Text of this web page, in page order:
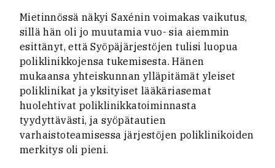
Mietinnössä näkyi Saxénin voimakas vaikutus,
sillä hän oli jo muutamia vuo- sia aiemmin
esittänyt, että Syöpäjärjestöjen tulisi luopua
poliklinikkojensa tukemisesta. Hänen
mukaansa yhteiskunnan ylläpitämät yleiset
poliklinikat ja yksityiset lääkäriasemat
huolehtivat poliklinikkatoiminnasta
tyydyttävästi, ja syöpätautien
varhaistoteamisessa järjestöjen poliklinikoiden
merkitys oli pieni.